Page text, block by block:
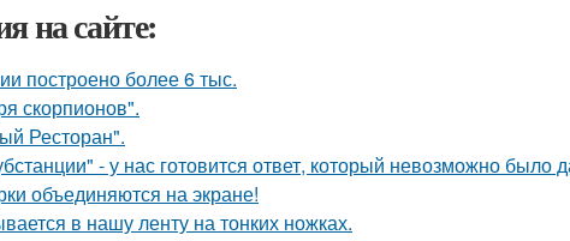
на сайте:
построено более 6 тыс.
скорпионов".
Ресторан".
- у нас готовится ответ, который невозможно было
объединяются на экране!
в нашу ленту на тонких ножках.